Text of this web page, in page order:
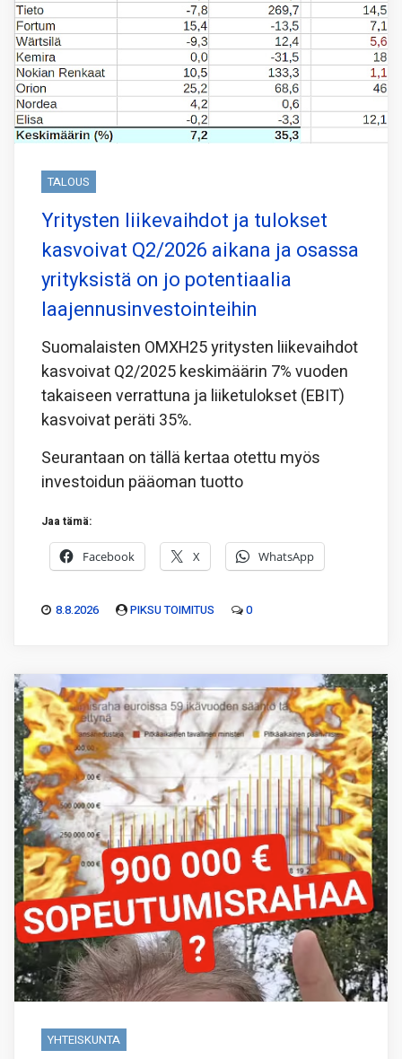
TALOUS
Yritysten liikevaihdot ja tulokset
kasvoivat Q2/2026 aikana ja osassa
yrityksistä on jo potentiaalia
laajennusinvestointeihin
Suomalaisten OMXH25 yritysten liikevaihdot
kasvoivat Q2/2025 keskimäärin 7% vuoden
takaiseen verrattuna ja liiketulokset (EBIT)
kasvoivat peräti 35%.
Seurantaan on tällä kertaa otettu myös
investoidun pääoman tuotto
Jaa tämä:
Facebook X WhatsApp
8.8.2026 PIKSU TOIMITUS 0
YHTEISKUNTA